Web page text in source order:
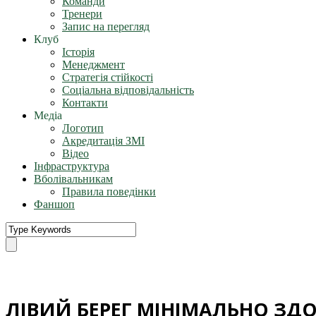
Тренери
Запис на перегляд
Клуб
Історія
Менеджмент
Стратегія стійкості
Соціальна відповідальність
Контакти
Медіа
Логотип
Акредитація ЗМІ
Відео
Інфраструктура
Вболівальникам
Правила поведінки
Фаншоп
ЛІВИЙ БЕРЕГ МІНІМАЛЬНО